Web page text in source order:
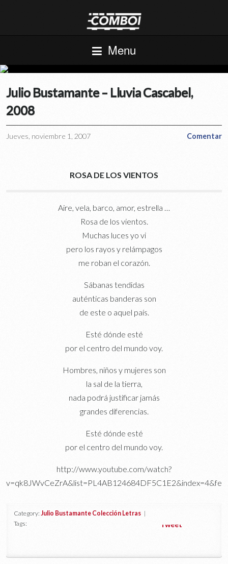
Menu
Julio Bustamante – Lluvia Cascabel,
2008
Jueves, noviembre 1, 2007 Comentar
ROSA DE LOS VIENTOS
Aire, vela, barco, amor, estrella …
Rosa de los vientos.
Muchas luces yo vi
pero los rayos y relámpagos
me roban el corazón.
Sábanas tendidas
auténticas banderas son
de este o aquel país.
Esté dónde esté
por el centro del mundo voy.
Hombres, niños y mujeres son
la sal de la tierra,
nada podrá justificar jamás
grandes diferencias.
Esté dónde esté
por el centro del mundo voy.
http://www.youtube.com/watch?
Category:Julio Bustamante Colección Letras |
Tags:
Tweet